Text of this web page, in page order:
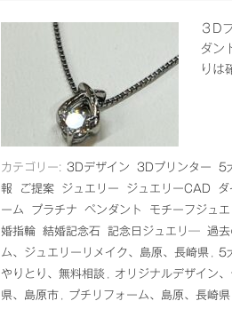
３D
ダン
り
カテゴリー: 3Dデザイン 3Dプリンター 5
報
ご提案 ジュエリー ジュエリーCAD ダ
ーム
プラチナ ペンダント モチーフジュエ
婚指輪
結婚記念石 記念日ジュエリ― 過去
ム、ジュエリーリメイク、島原、長崎県
5
やりとり、無料相談
オリジナルデザイン
県、島原市
プチリフォーム、島原、長崎県